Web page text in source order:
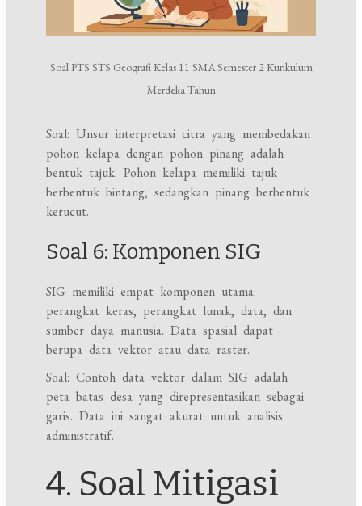
Soal PTS STS Geografi Kelas 11 SMA Semester 2 Kurikulum
Merdeka Tahun
Soal: Unsur interpretasi citra yang membedakan
pohon kelapa dengan pohon pinang adalah
bentuk tajuk. Pohon kelapa memiliki tajuk
berbentuk bintang, sedangkan pinang berbentuk
kerucut.
Soal 6: Komponen SIG
SIG memiliki empat komponen utama:
perangkat keras, perangkat lunak, data, dan
sumber daya manusia. Data spasial dapat
berupa data vektor atau data raster.
Soal: Contoh data vektor dalam SIG adalah
peta batas desa yang direpresentasikan sebagai
garis. Data ini sangat akurat untuk analisis
administratif.
4. Soal Mitigasi